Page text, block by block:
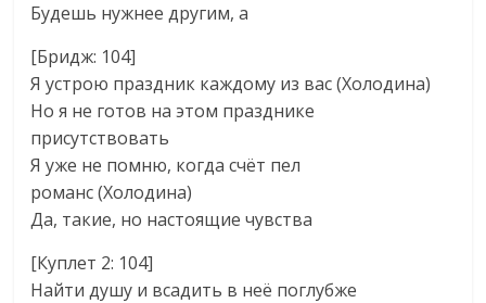
Будешь нужнее другим, а
[Бридж: 104]
Я устрою праздник каждому из вас (Холодина)
Но я не готов на этом празднике
присутствовать
Я уже не помню, когда счёт пел
романс (Холодина)
Да, такие, но настоящие чувства
[Куплет 2: 104]
Найти душу и всадить в неё поглубже